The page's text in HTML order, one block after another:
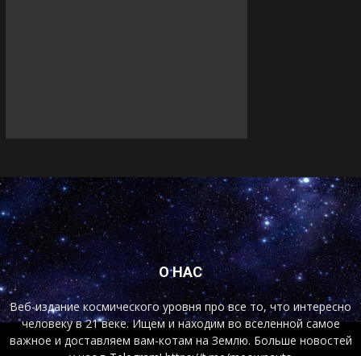
О НАС
Веб-издание космического уровня про все то, что интересно
человеку в 21 веке. Ищем и находим во вселенной самое
важное и доставляем вам-котам на Землю. Больше новостей